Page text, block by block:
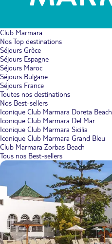
Club Marmara
Nos Top destinations
Séjours Grèce
Séjours Espagne
Séjours Maroc
Séjours Bulgarie
Séjours France
Toutes nos destinations
Nos Best-sellers
Iconique Club Marmara Doreta Beach
Iconique Club Marmara Del Mar
Iconique Club Marmara Sicilia
Iconique Club Marmara Grand Bleu
Club Marmara Zorbas Beach
Tous nos Best-sellers